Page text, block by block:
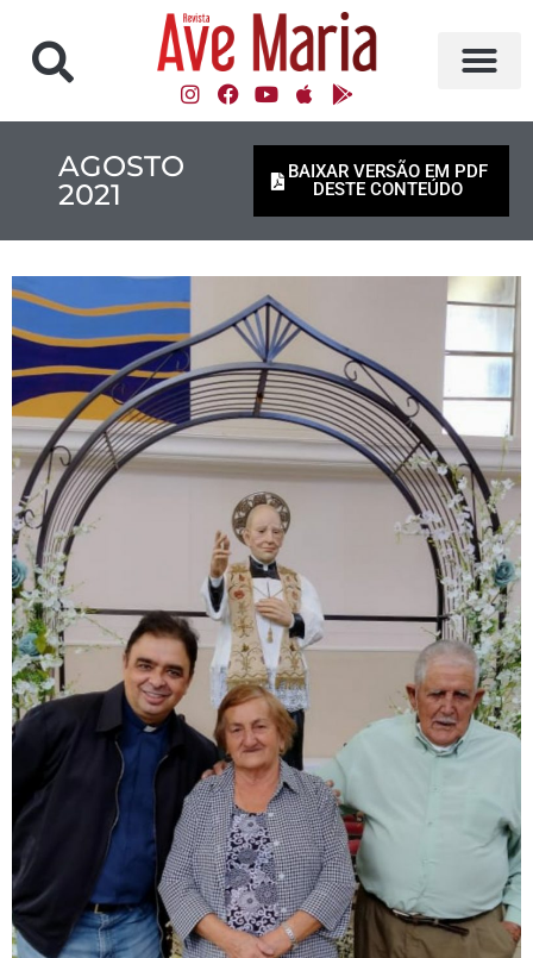
AGOSTO
2021
BAIXAR VERSÃO EM PDF
DESTE CONTEÚDO